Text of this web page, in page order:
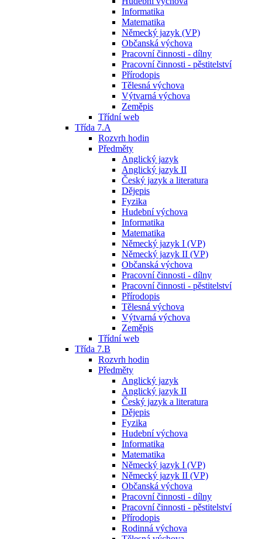
Informatika
Matematika
Německý jazyk (VP)
Občanská výchova
Pracovní činnosti - dílny
Pracovní činnosti - pěstitelství
Přírodopis
Tělesná výchova
Výtvarná výchova
Zeměpis
Třídní web
Třída 7.A
Rozvrh hodin
Předměty
Anglický jazyk
Anglický jazyk II
Český jazyk a literatura
Dějepis
Fyzika
Hudební výchova
Informatika
Matematika
Německý jazyk I (VP)
Německý jazyk II (VP)
Občanská výchova
Pracovní činnosti - dílny
Pracovní činnosti - pěstitelství
Přírodopis
Tělesná výchova
Výtvarná výchova
Zeměpis
Třídní web
Třída 7.B
Rozvrh hodin
Předměty
Anglický jazyk
Anglický jazyk II
Český jazyk a literatura
Dějepis
Fyzika
Hudební výchova
Informatika
Matematika
Německý jazyk I (VP)
Německý jazyk II (VP)
Občanská výchova
Pracovní činnosti - dílny
Pracovní činnosti - pěstitelství
Přírodopis
Rodinná výchova